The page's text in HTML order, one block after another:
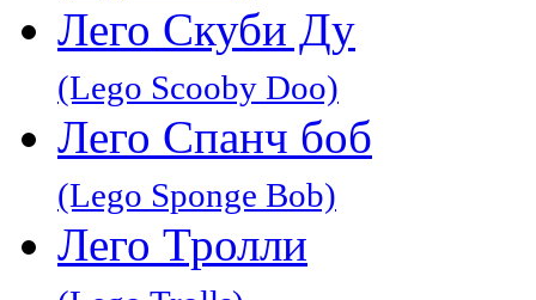
Лего Скуби Ду
(Lego Scooby Doo)
Лего Спанч боб
(Lego Sponge Bob)
Лего Тролли